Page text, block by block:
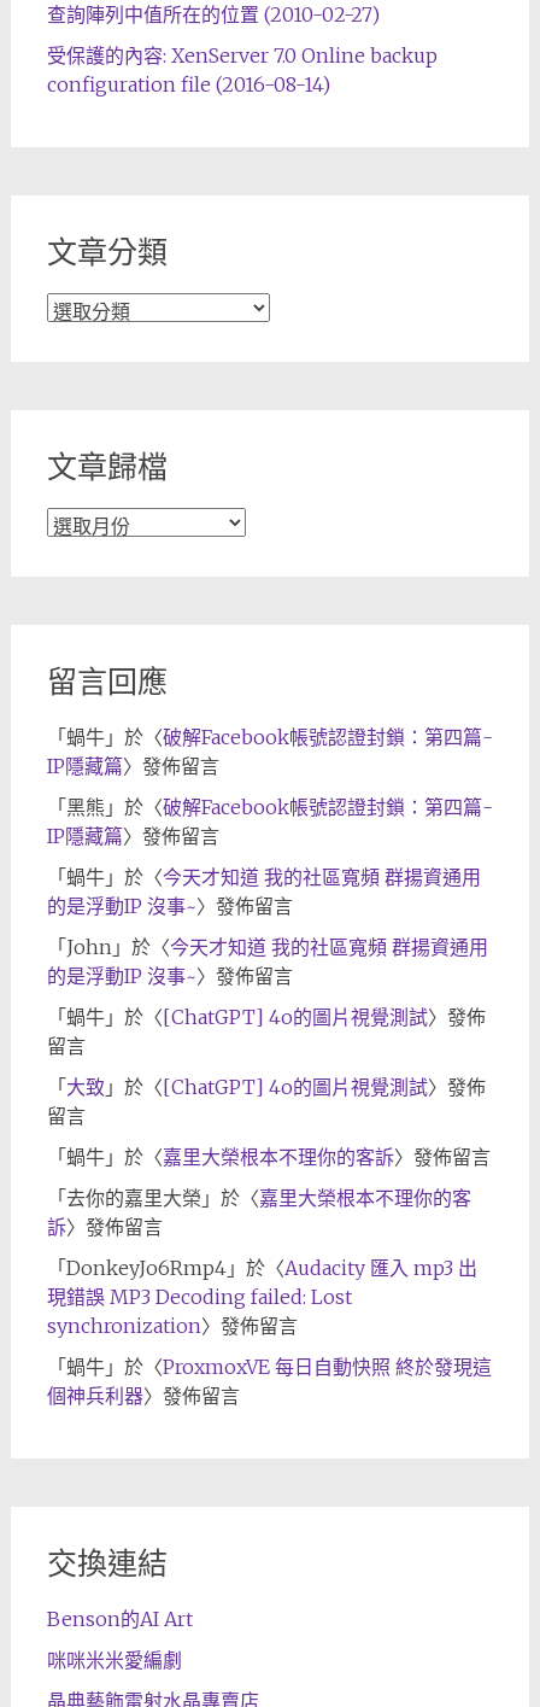
查詢陣列中值所在的位置 (2010-02-27)
受保護的內容: XenServer 7.0 Online backup
configuration file (2016-08-14)
文章分類
文
文章歸檔
文
留言回應
「 蝸牛」於〈破解Facebook帳號認證封鎖：第四篇-
IP隱藏篇〉發佈留言
「 黑熊 」於〈破解Facebook帳號認證封鎖：第四篇-
IP隱藏篇〉發佈留言
「 蝸牛」於〈今天才知道 我的社區寬頻 群揚資通用
的是浮動IP 沒事~〉發佈留言
「 John」於〈今天才知道 我的社區寬頻 群揚資通用
的是浮動IP 沒事~〉發佈留言
「 蝸牛」於〈[ChatGPT] 4o的圖片視覺測試〉發佈
留言
「 大致 」於〈[ChatGPT] 4o的圖片視覺測試〉發佈
留言
「 蝸牛」於〈嘉里大榮根本不理你的客訴〉發佈留言
「 去你的嘉里大榮 」於〈嘉里大榮根本不理你的客
訴〉發佈留言
「 DonkeyJo6Rmp4」於〈Audacity 匯入 mp3 出
現錯誤 MP3 Decoding failed: Lost
synchronization〉發佈留言
「 蝸牛」於〈ProxmoxVE 每日自動快照 終於發現這
個神兵利器〉發佈留言
交換連結
Benson的AI Art
咪咪米米愛編劇
晶典藝飾雷射水晶專賣店